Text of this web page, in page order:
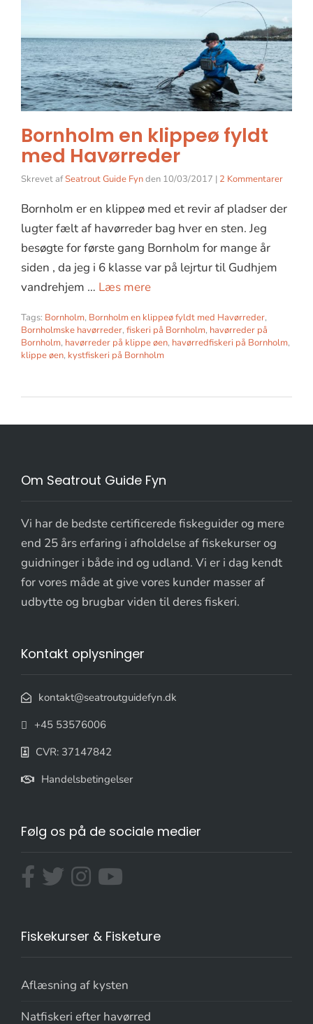
Bornholm en klippeø fyldt
med Havørreder
Skrevet afSeatrout Guide Fynden 10/03/2017 | 2 Kommentarer
Bornholm er en klippeø med et revir af pladser der
lugter fælt af havørreder bag hver en sten. Jeg
besøgte for første gang Bornholm for mange år
siden , da jeg i 6 klasse var på lejrtur til Gudhjem
vandrehjem … Læs mere
Tags: Bornholm, Bornholm en klippeø fyldt med Havørreder,
Bornholmske havørreder, fiskeri på Bornholm, havørreder på
Bornholm, havørreder på klippe øen, havørredfiskeri på Bornholm,
klippe øen, kystfiskeri på Bornholm
Om Seatrout Guide Fyn
Vi har de bedste certificerede fiskeguider og mere
end 25 års erfaring i afholdelse af fiskekurser og
guidninger i både ind og udland. Vi er i dag kendt
for vores måde at give vores kunder masser af
udbytte og brugbar viden til deres fiskeri.
Kontakt oplysninger
kontakt@seatroutguidefyn.dk
+45 53576006
CVR: 37147842
Handelsbetingelser
Følg os på de sociale medier
Fiskekurser & Fisketure
Aflæsning af kysten
Natfiskeri efter havørred